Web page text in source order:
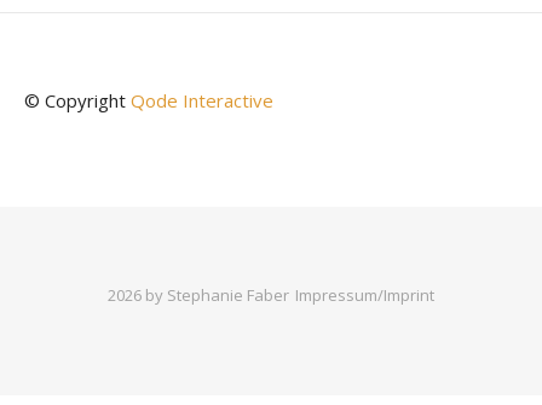
© Copyright Qode Interactive
2026 by Stephanie Faber Impressum/Imprint